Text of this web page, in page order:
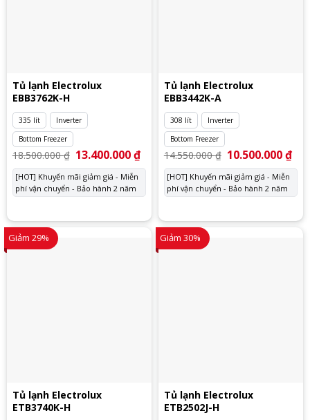
Tủ lạnh Electrolux
EBB3762K-H
335 lít
Inverter
Bottom Freezer
18.500.000₫ Giá
gốc
là:
18.500.000 ₫.
13.400.000₫Giá
tại
13.400.000 ₫.
[HOT] Khuyến mãi giảm giá - Miễn
phí vận chuyển - Bảo hành 2 năm
Tủ lạnh Electrolux
EBB3442K-A
308 lít
Inverter
Bottom Freezer
14.550.000₫ Giá
gốc
là:
14.550.000 ₫.
10.500.000₫Giá
tại
[HOT] Khuyến mãi giảm giá - Miễn
phí vận chuyển - Bảo hành 2 năm
Giảm 29%
Tủ lạnh Electrolux
ETB3740K-H
Giảm 30%
Tủ lạnh Electrolux
ETB2502J-H